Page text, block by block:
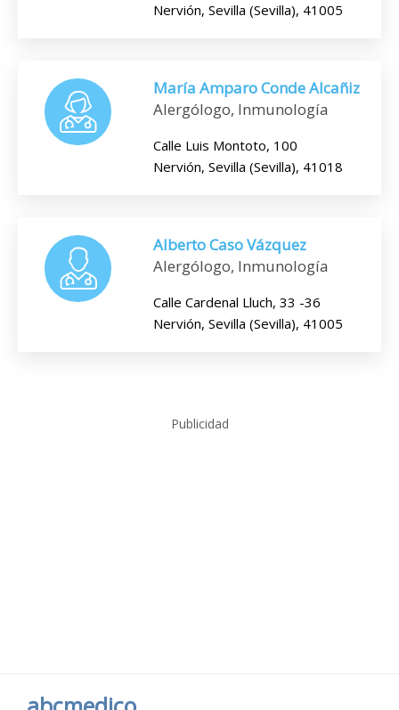
Nervión, Sevilla (Sevilla), 41005
María Amparo Conde Alcañiz
Alergólogo, Inmunología
Calle Luis Montoto, 100
Nervión, Sevilla (Sevilla), 41018
Alberto Caso Vázquez
Alergólogo, Inmunología
Calle Cardenal Lluch, 33 -36
Nervión, Sevilla (Sevilla), 41005
Publicidad